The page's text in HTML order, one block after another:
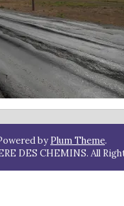
by Plum Theme.
DES CHEMINS. All